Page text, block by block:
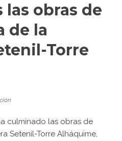
las obras de
de la
Torre
culminado las obras de
Setenil-Torre Alháquime,